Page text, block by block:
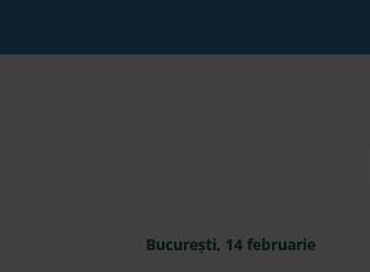
București, 14 februarie